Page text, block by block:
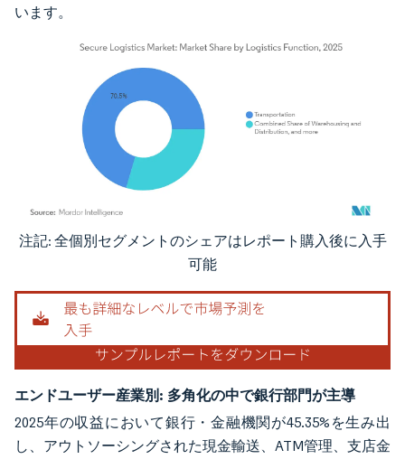
います。
画像 © Mordor Intelligence。再利用にはCC BY 4.0の表示が必要です。
注記: 全個別セグメントのシェアはレポート購入後に入手
可能
エンドユーザー産業別: 多角化の中で銀行部門が主導
2025年の収益において銀行・金融機関が45.35%を生み出
し、アウトソーシングされた現金輸送、ATM管理、支店金